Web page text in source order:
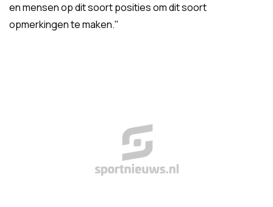
en mensen op dit soort posities om dit soort
opmerkingen te maken."